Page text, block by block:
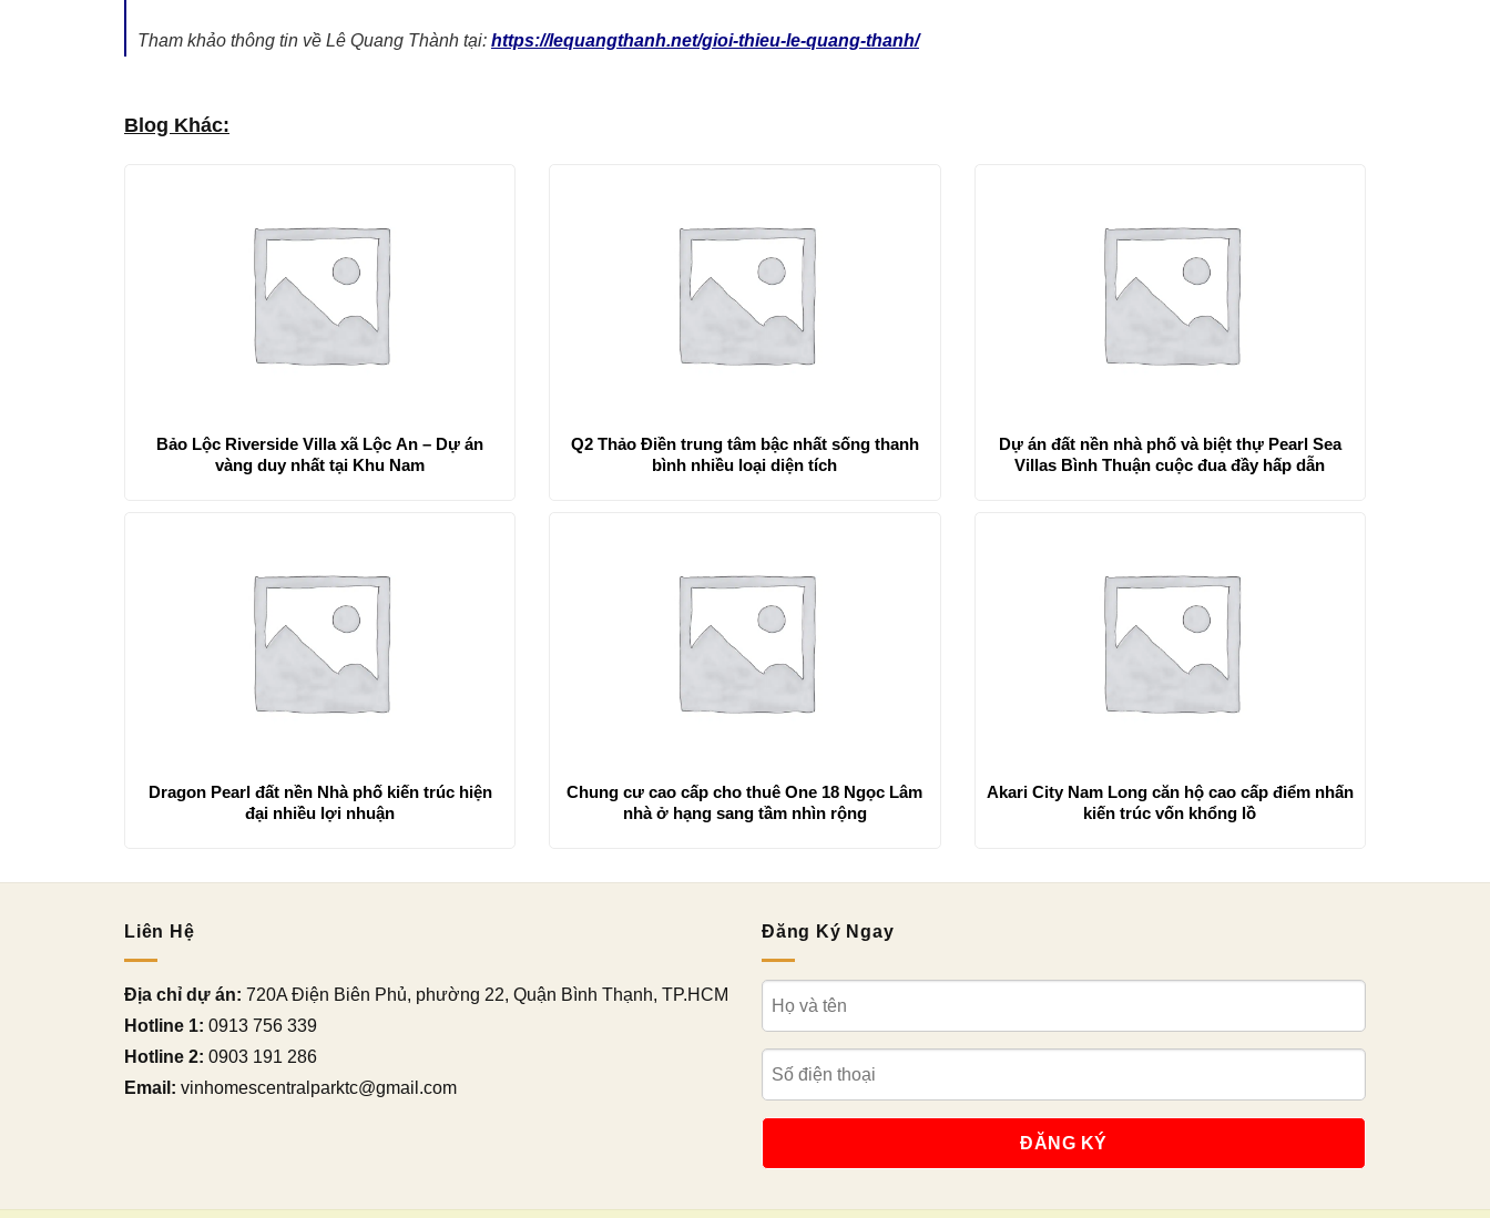
Tham khảo thông tin về Lê Quang Thành tại: https://lequangthanh.net/gioi-thieu-le-quang-thanh/
Blog Khác:
Bảo Lộc Riverside Villa xã Lộc An – Dự án
vàng duy nhất tại Khu Nam
Q2 Thảo Điền trung tâm bậc nhất sống thanh
bình nhiều loại diện tích
Dự án đất nền nhà phố và biệt thự Pearl Sea
Villas Bình Thuận cuộc đua đầy hấp dẫn
Dragon Pearl đất nền Nhà phố kiến trúc hiện
đại nhiều lợi nhuận
Chung cư cao cấp cho thuê One 18 Ngọc Lâm
nhà ở hạng sang tầm nhìn rộng
Akari City Nam Long căn hộ cao cấp điểm nhấn
kiến trúc vốn khổng lồ
Liên Hệ
Địa chỉ dự án: 720A Điện Biên Phủ, phường 22, Quận Bình Thạnh, TP.HCM
Hotline 1: 0913 756 339
Hotline 2: 0903 191 286
Email: vinhomescentralparktc@gmail.com
Đăng Ký Ngay